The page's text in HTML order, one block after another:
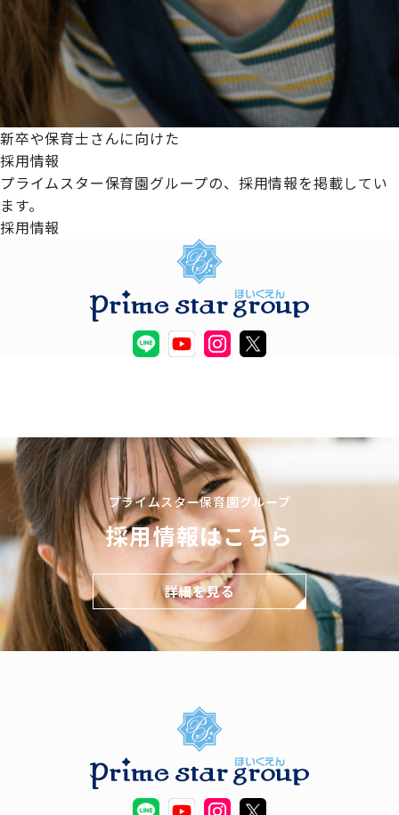
新卒や保育士さんに向けた
採用情報
プライムスター保育園グループの、採用情報を掲載してい
ます。
採用情報
プライムスター保育園グループ
採用情報はこちら
詳細を見る